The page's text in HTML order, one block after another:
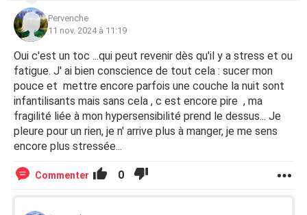
Pervenche
11 nov. 2024 à 11:19
Oui c'est un toc ...qui peut revenir dès qu'il y a stress et ou
fatigue. J' ai bien conscience de tout cela : sucer mon
pouce et mettre encore parfois une couche la nuit sont
infantilisants mais sans cela , c est encore pire , ma
fragilité liée à mon hypersensibilité prend le dessus... Je
pleure pour un rien, je n' arrive plus à manger, je me sens
encore plus stressée...
Commenter 0